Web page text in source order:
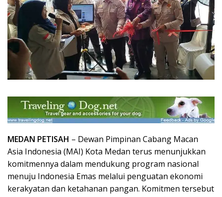
MEDAN PETISAH – Dewan Pimpinan Cabang Macan
Asia Indonesia (MAI) Kota Medan terus menunjukkan
komitmennya dalam mendukung program nasional
menuju Indonesia Emas melalui penguatan ekonomi
kerakyatan dan ketahanan pangan. Komitmen tersebut